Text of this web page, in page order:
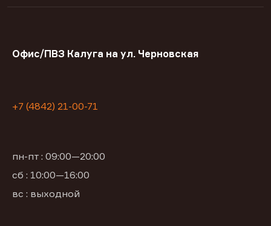
Офис/ПВЗ Калуга на ул. Черновская
+7 (4842) 21-00-71
пн-пт : 09:00—20:00
сб : 10:00—16:00
вс : выходной